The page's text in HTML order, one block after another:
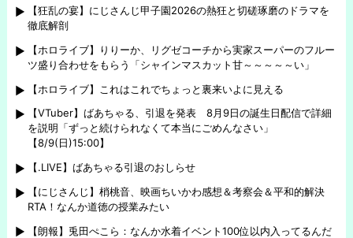
【狂乱の宴】にじさんじ甲子園2026の熱狂と切磋琢磨のドラマを
徹底解剖
【ホロライブ】りりーか、リグゼコーチから実家スーパーのフルー
ツ盛り合わせをもらう「シャインマスカット甘～～～～～い」
【ホロライブ】これはこれでちょっと裏来いよに見える
【VTuber】ばあちゃる、引退を発表 8月9日の誕生日配信で詳細
を説明「ずっと続けられなくて本当にごめんなさい」
【8/9(日)15:00】
【.LIVE】ばあちゃる引退のおしらせ
【にじさんじ】梢桃音、映画ちいかわ感想＆考察会＆平和的解決
RTA！なんか道徳の授業みたい
【朗報】兎田ぺこら：なんか水着イベント100位以内入ってるんだ